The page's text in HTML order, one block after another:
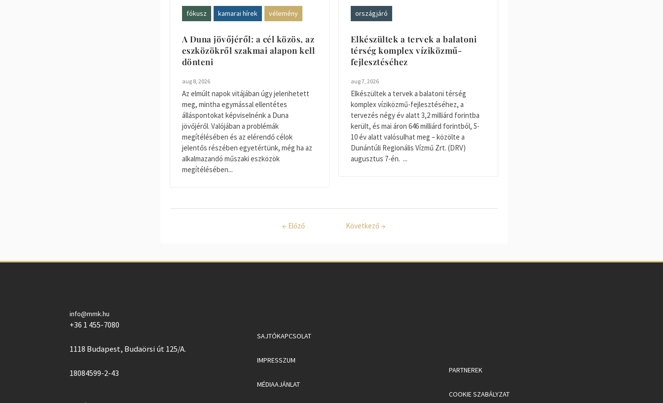
fókusz kamarai hírek vélemény
A Duna jövőjéről: a cél közös, az
eszközökről szakmai alapon kell
dönteni
aug 8, 2026
Az elmúlt napok vitájában úgy jelenhetett
meg, mintha egymással ellentétes
álláspontokat képviselnénk a Duna
jövőjéről. Valójában a problémák
megítélésében és az elérendő célok
jelentős részében egyetértünk, még ha az
alkalmazandó műszaki eszközök
megítélésében...
országjáró
Elkészültek a tervek a balatoni
térség komplex víziközmű-
fejlesztéséhez
aug 7, 2026
Elkészültek a tervek a balatoni térség
komplex víziközmű-fejlesztéséhez, a
tervezés négy év alatt 3,2 milliárd forintba
került, és mai áron 646 milliárd forintból, 5-
10 év alatt valósulhat meg – közölte a
Dunántúli Regionális Vízmű Zrt. (DRV)
augusztus 7-én. ...
← Előző Következő→
info@mmk.hu
+36 1 455-7080
1118 Budapest, Budaörsi út 125/A.
18084599-2-43
SAJTÓKAPCSOLAT
IMPRESSZUM
MÉDIAAJÁNLAT
PARTNEREK
COOKIE SZABÁLYZAT